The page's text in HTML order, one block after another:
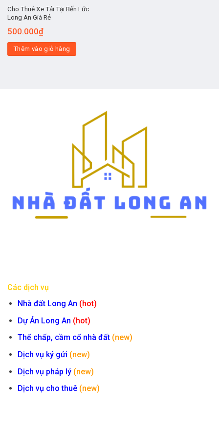
Cho Thuê Xe Tải Tại Bến Lức
Long An Giá Rẻ
500.000₫
Thêm vào giỏ hàng
Các dịch vụ
Nhà đất Long An (hot)
Dự Án Long An (hot)
Thế chấp, cầm cố nhà đất (new)
Dịch vụ ký gửi (new)
Dịch vụ pháp lý (new)
Dịch vụ cho thuê (new)